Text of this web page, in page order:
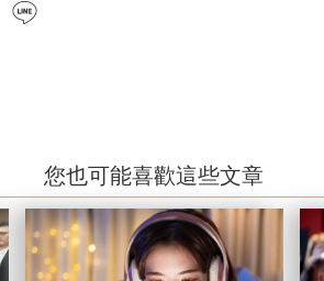
instagram
您也可能喜歡這些文章